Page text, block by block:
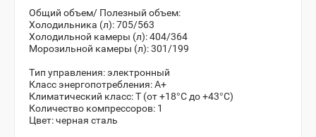
Общий объем/ Полезный объем:
Холодильника (л): 705/563
Холодильной камеры (л): 404/364
Морозильной камеры (л): 301/199
Тип управления: электронный
Класс энергопотребления: A+
Климатический класс: T (от +18°С до +43°С)
Количество компрессоров: 1
Цвет: черная сталь